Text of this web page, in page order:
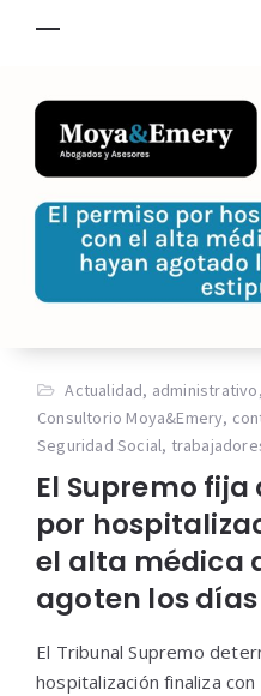
Actualidad, administrativo,
Consultorio Moya&Emery,
Seguridad Social,
El Supremo
por
el alta médica
agoten los
El Tribunal Supremo
hospitalización finaliza